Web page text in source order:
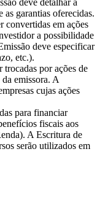
deve detalhar a
garantias oferecidas.
convertidas em ações
a possibilidade
deve especificar
etc.).
trocadas por ações de
da emissora. A
cujas ações
para financiar
fiscais aos
A Escritura de
serão utilizados em